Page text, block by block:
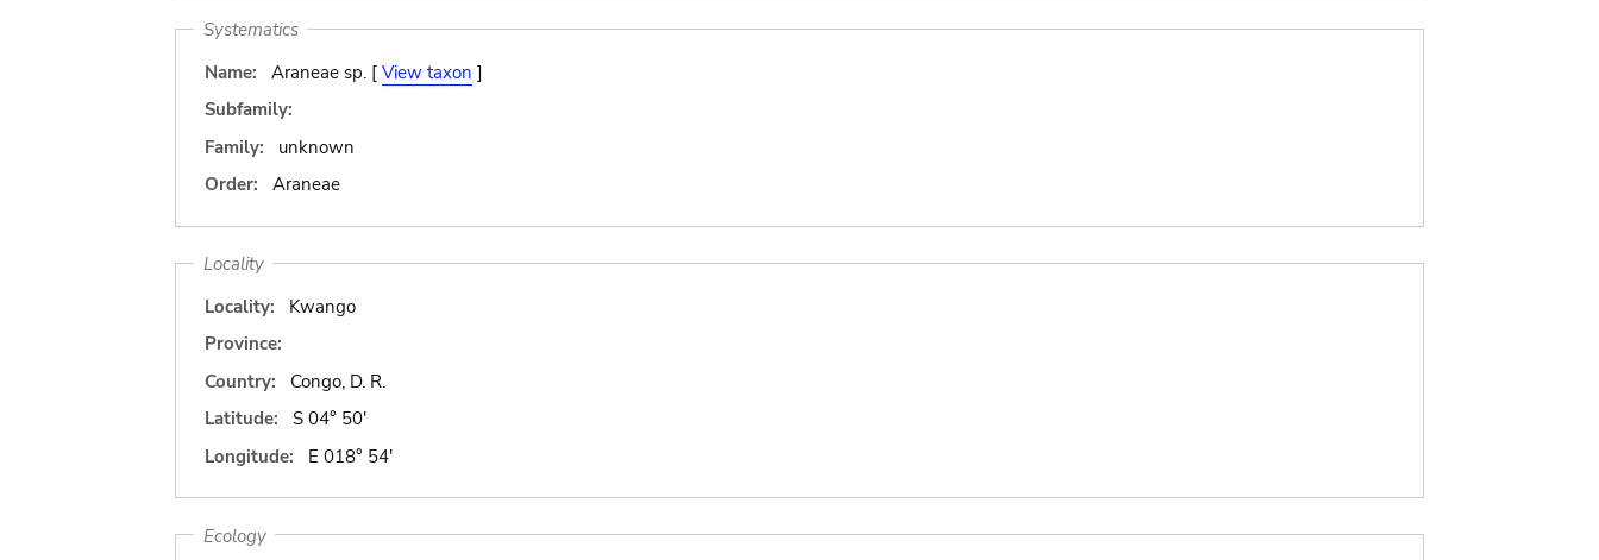
Systematics
Name:
Araneae sp. [ View taxon ]
Subfamily:
Family:
unknown
Order:
Araneae
Locality
Locality:
Kwango
Province:
Country:
Congo, D. R.
Latitude:
S 04° 50'
Longitude:
E 018° 54'
Ecology